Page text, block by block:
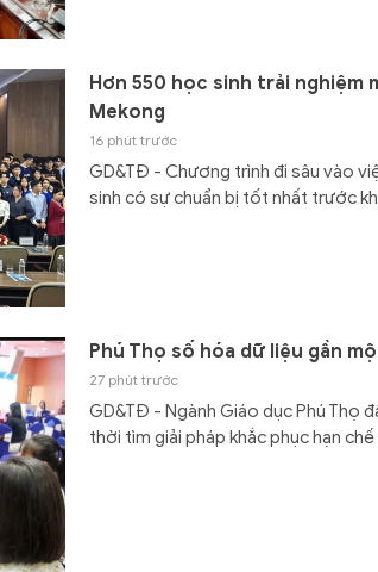
Hơn 550 học sinh trải nghiệm
Mekong
16 phút trước
GD&TĐ - Chương trình đi sâu vào
sinh có sự chuẩn bị tốt nhất trước
Phú Thọ số hóa dữ liệu gần
27 phút trước
GD&TĐ - Ngành Giáo dục Phú Thọ
thời tìm giải pháp khắc phục hạn